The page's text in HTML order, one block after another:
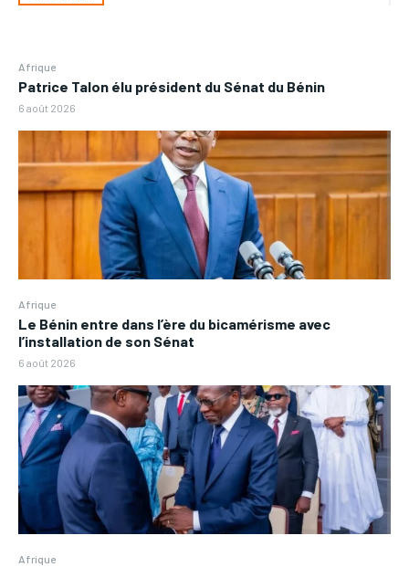
Afrique
Patrice Talon élu président du Sénat du Bénin
6 août 2026
Afrique
Le Bénin entre dans l’ère du bicamérisme avec
l’installation de son Sénat
6 août 2026
Afrique